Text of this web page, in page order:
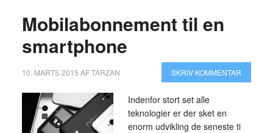
Mobilabonnement til en
smartphone
10. MARTS 2015 AFTARZAN SKRIV KOMMENTAR
Indenfor stort set alle
teknologier er der sket en
enorm udvikling de seneste ti